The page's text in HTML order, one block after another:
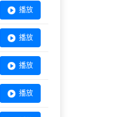
播放
播放
播放
播放